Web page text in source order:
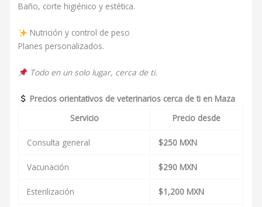
Baño, corte higiénico y estética.
Nutrición y control de peso
Planes personalizados.
Todo en un solo lugar, cerca de ti.
Precios orientativos de veterinarios cerca de ti en Maza
Servicio
Precio desde
Consulta general $250 MXN
Vacunación $290 MXN
Esterilización $1,200 MXN